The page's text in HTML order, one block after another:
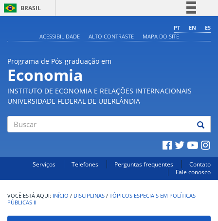
BRASIL
Comunica BR
PT EN
ES
ACESSIBILIDADE
ALTO CONTRASTE MAPA DO SITE
Programa de Pós-graduação em
Economia
INSTITUTO DE ECONOMIA E RELAÇÕES INTERNACIONAIS
UNIVERSIDADE FEDERAL DE UBERLÂNDIA
Serviços Telefones Perguntas frequentes
Contato
Fale conosco
INÍCIO / DISCIPLINAS / TÓPICOS ESPECIAIS EM POLÍTICAS
PÚBLICAS II